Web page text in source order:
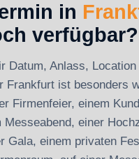
in
verfügbar?
Datum, Anlass,
Frankfurt ist besonders
Firmenfeier, einem
Messeabend, einer
Gala, einem privaten